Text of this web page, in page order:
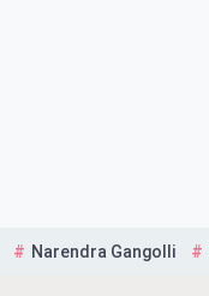
Narendra Gangolli